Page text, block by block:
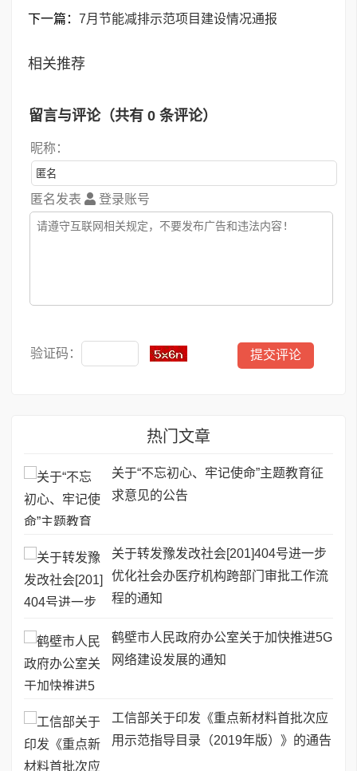
下一篇： 7月节能减排示范项目建设情况通报
相关推荐
留言与评论（共有 0 条评论）
昵称：
匿名发表 登录账号
验证码：
热门文章
关于“不忘初心、牢记使命”主题教育征
求意见的公告
关于转发豫发改社会[201]404号进一步
优化社会办医疗机构跨部门审批工作流
程的通知
鹤壁市人民政府办公室关于加快推进5G
网络建设发展的通知
工信部关于印发《重点新材料首批次应
用示范指导目录（2019年版）》的通告